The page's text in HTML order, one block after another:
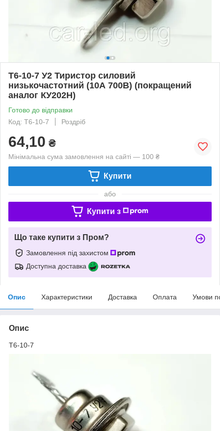
Т6-10-7 У2 Тиристор силовий
низькочастотний (10А 700В) (покращений
аналог КУ202Н)
Готово до відправки
Код: Т6-10-7
Роздріб
64,10 ₴
Мінімальна сума замовлення на сайті — 100 ₴
Купити
або
Купити з
Що таке купити з Пром?
Замовлення під захистом
Доступна доставка
Опис Характеристики Доставка Оплата Умови
Опис
Т6-10-7